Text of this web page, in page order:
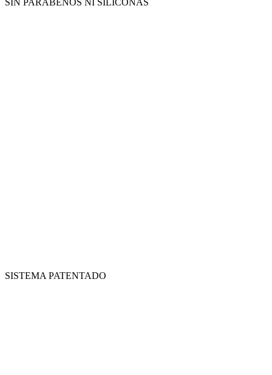
SISTEMA PATENTADO